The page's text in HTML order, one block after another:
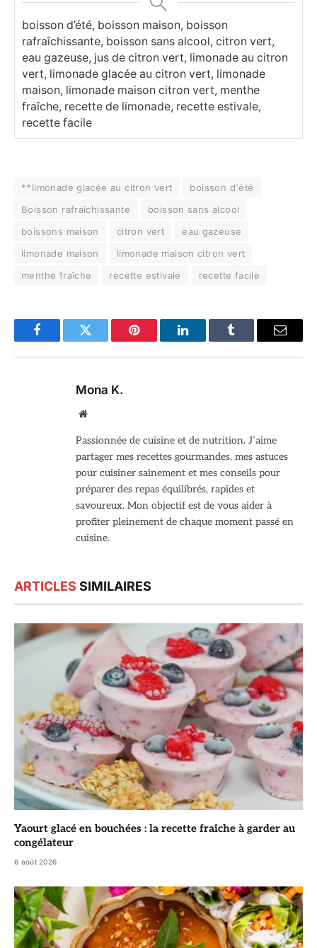
boisson d’été, boisson maison, boisson
rafraîchissante, boisson sans alcool, citron vert,
eau gazeuse, jus de citron vert, limonade au citron
vert, limonade glacée au citron vert, limonade
maison, limonade maison citron vert, menthe
fraîche, recette de limonade, recette estivale,
recette facile
**limonade glacée au citron vert
boisson d'été
Boisson rafraîchissante
boisson sans alcool
boissons maison
citron vert
eau gazeuse
limonade maison
limonade maison citron vert
menthe fraîche
recette estivale recette facile
FacebookTwitter Pinterest LinkedInTumblr Email
Mona K.
Site
Passionnée de cuisine et de nutrition. J’aime
partager mes recettes gourmandes, mes astuces
pour cuisiner sainement et mes conseils pour
préparer des repas équilibrés, rapides et
savoureux. Mon objectif est de vous aider à
profiter pleinement de chaque moment passé en
cuisine.
ARTICLES SIMILAIRES
Yaourt glacé en bouchées : la recette fraîche à garder au
congélateur
6 août 2026